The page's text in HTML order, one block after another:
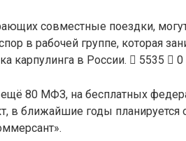
совместные поездки, могут
в рабочей группе, которая
карпулинга в России.
5535 0
ещё 80 МФЗ, на бесплатных
в ближайшие годы планируется